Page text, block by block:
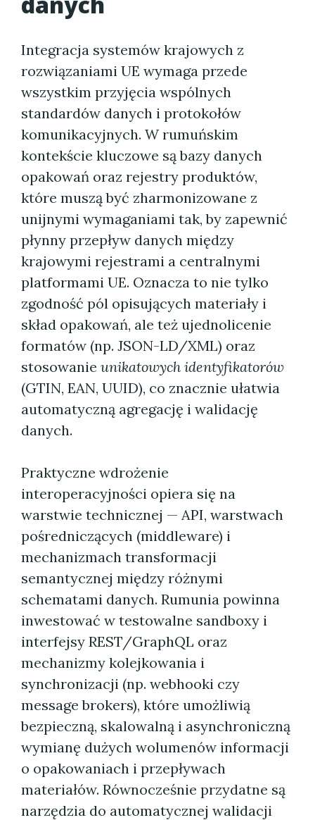
Integracja systemów krajowych z
rozwiązaniami UE wymaga przede
wszystkim przyjęcia wspólnych
standardów danych i protokołów
komunikacyjnych. W rumuńskim
kontekście kluczowe są bazy danych
opakowań oraz rejestry produktów,
które muszą być zharmonizowane z
unijnymi wymaganiami tak, by zapewnić
płynny przepływ danych między
krajowymi rejestrami a centralnymi
platformami UE. Oznacza to nie tylko
zgodność pól opisujących materiały i
skład opakowań, ale też ujednolicenie
formatów (np. JSON-LD/XML) oraz
stosowanie unikatowych identyfikatorów
(GTIN, EAN, UUID), co znacznie ułatwia
automatyczną agregację i walidację
danych.
Praktyczne wdrożenie
interoperacyjności opiera się na
warstwie technicznej — API, warstwach
pośredniczących (middleware) i
mechanizmach transformacji
semantycznej między różnymi
schematami danych. Rumunia powinna
inwestować w testowalne sandboxy i
interfejsy REST/GraphQL oraz
mechanizmy kolejkowania i
synchronizacji (np. webhooki czy
message brokers), które umożliwią
bezpieczną, skalowalną i asynchroniczną
wymianę dużych wolumenów informacji
o opakowaniach i przepływach
materiałów. Równocześnie przydatne są
narzędzia do automatycznej walidacji